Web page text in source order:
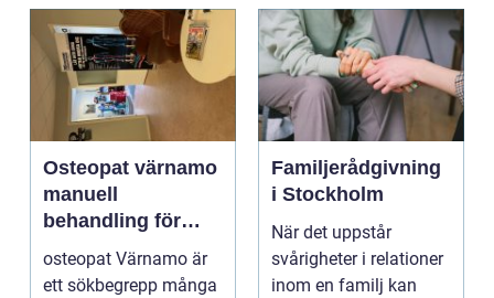
Osteopat värnamo
manuell
behandling för
minskad smärta
och Ökad rörlighet
osteopat Värnamo är
ett sökbegrepp många
Familjerådgivning
i Stockholm
När det uppstår
svårigheter i relationer
inom en familj kan